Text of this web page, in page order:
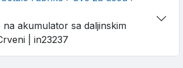
akumulator sa daljinskim
| in23237